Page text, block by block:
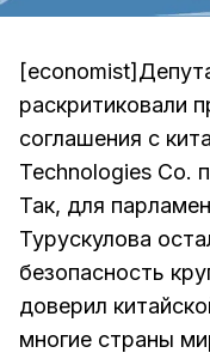
раскритиковали
соглашения с
Technologies Co.
Так, для
Турускулова
безопасность
доверил
многие страны